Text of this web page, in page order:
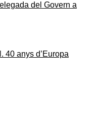
del Govern a
40 anys d’Europa